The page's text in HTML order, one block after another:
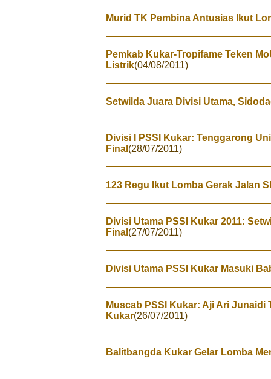
Murid TK Pembina Antusias Ikut
Pemkab Kukar-Tropifame Teken
Listrik(04/08/2011)
Setwilda Juara Divisi Utama,
Divisi I PSSI Kukar: Tenggarong
Final (28/07/2011)
123 Regu Ikut Lomba Gerak Jalan
Divisi Utama PSSI Kukar 2011:
Final (27/07/2011)
Divisi Utama PSSI Kukar Masuki
Muscab PSSI Kukar: Aji Ari Junaidi
Kukar(26/07/2011)
Balitbangda Kukar Gelar Lomba